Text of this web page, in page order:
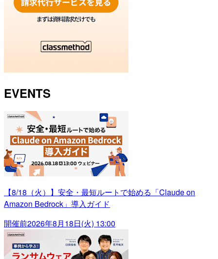
EVENTS
【8/18（火）】安全・最短ルートで始める「Claude on
Amazon Bedrock」導入ガイド
開催前2026年8月18日(火) 13:00